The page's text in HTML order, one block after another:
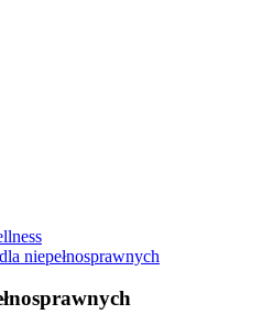
niepełnosprawnych